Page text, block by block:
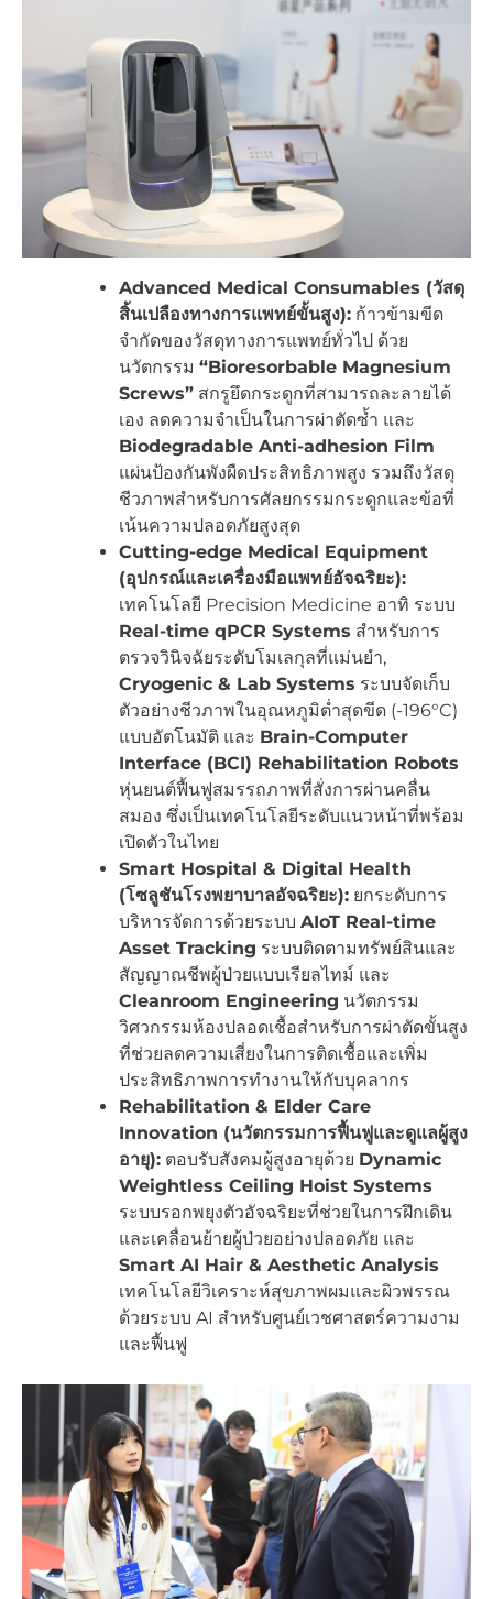
Advanced Medical Consumables (วัสดุ
สิ้นเปลืองทางการแพทย์ขั้นสูง): ก้าวข้ามขีด
จำกัดของวัสดุทางการแพทย์ทั่วไป ด้วย
นวัตกรรม “Bioresorbable Magnesium
Screws” สกรูยึดกระดูกที่สามารถละลายได้
เอง ลดความจำเป็นในการผ่าตัดซ้ำ และ
Biodegradable Anti-adhesion Film
แผ่นป้องกันพังผืดประสิทธิภาพสูง รวมถึงวัสดุ
ชีวภาพสำหรับการศัลยกรรมกระดูกและข้อที่
เน้นความปลอดภัยสูงสุด
Cutting-edge Medical Equipment
(อุปกรณ์และเครื่องมือแพทย์อัจฉริยะ):
เทคโนโลยี Precision Medicine อาทิ ระบบ
Real-time qPCR Systems สำหรับการ
ตรวจวินิจฉัยระดับโมเลกุลที่แม่นยำ,
Cryogenic & Lab Systems ระบบจัดเก็บ
ตัวอย่างชีวภาพในอุณหภูมิต่ำสุดขีด (-196°C)
แบบอัตโนมัติ และ Brain-Computer
Interface (BCI) Rehabilitation Robots
หุ่นยนต์ฟื้นฟูสมรรถภาพที่สั่งการผ่านคลื่น
สมอง ซึ่งเป็นเทคโนโลยีระดับแนวหน้าที่พร้อม
เปิดตัวในไทย
Smart Hospital & Digital Health
(โซลูชันโรงพยาบาลอัจฉริยะ): ยกระดับการ
บริหารจัดการด้วยระบบ AIoT Real-time
Asset Tracking ระบบติดตามทรัพย์สินและ
สัญญาณชีพผู้ป่วยแบบเรียลไทม์ และ
Cleanroom Engineering นวัตกรรม
วิศวกรรมห้องปลอดเชื้อสำหรับการผ่าตัดขั้นสูง
ที่ช่วยลดความเสี่ยงในการติดเชื้อและเพิ่ม
ประสิทธิภาพการทำงานให้กับบุคลากร
Rehabilitation & Elder Care
Innovation (นวัตกรรมการฟื้นฟูและดูแลผู้สูง
อายุ): ตอบรับสังคมผู้สูงอายุด้วย Dynamic
Weightless Ceiling Hoist Systems
ระบบรอกพยุงตัวอัจฉริยะที่ช่วยในการฝึกเดิน
และเคลื่อนย้ายผู้ป่วยอย่างปลอดภัย และ
Smart AI Hair & Aesthetic Analysis
เทคโนโลยีวิเคราะห์สุขภาพผมและผิวพรรณ
ด้วยระบบ AI สำหรับศูนย์เวชศาสตร์ความงาม
และฟื้นฟู